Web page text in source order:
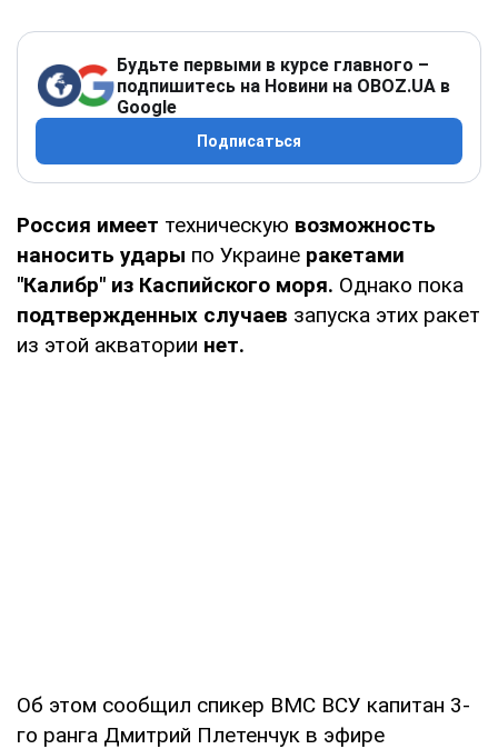
Будьте первыми в курсе главного –
подпишитесь на Новини на OBOZ.UA в
Google
Подписаться
Россия имеет техническую возможность
наносить удары по Украине ракетами
"Калибр" из Каспийского моря. Однако пока
подтвержденных случаев запуска этих ракет
из этой акватории нет.
Об этом сообщил спикер ВМС ВСУ капитан 3-
го ранга Дмитрий Плетенчук в эфире